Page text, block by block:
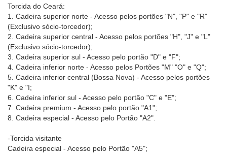
Torcida do Ceará:
1. Cadeira superior norte - Acesso pelos portões "N", "P" e "R"
(Exclusivo sócio-torcedor);
2. Cadeira superior central - Acesso pelos portões "H", "J" e "L"
(Exclusivo sócio-torcedor);
3. Cadeira superior sul - Acesso pelo portão "D" e "F";
4. Cadeira inferior norte - Acesso pelos Portões "M" "O" e "Q";
5. Cadeira inferior central (Bossa Nova) - Acesso pelos portões
"K" e "I;
6. Cadeira inferior sul - Acesso pelo portão "C" e "E";
7. Cadeira premium - Acesso pelo portão "A1";
8. Cadeira especial - Acesso pelo Portão "A2".
-Torcida visitante
Cadeira especial - Acesso pelo Portão "A5";